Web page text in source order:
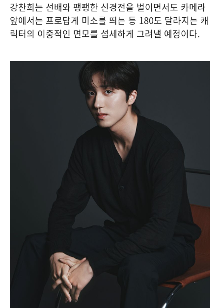
강찬희는 선배와 팽팽한 신경전을 벌이면서도 카메라
앞에서는 프로답게 미소를 띄는 등 180도 달라지는 캐
릭터의 이중적인 면모를 섬세하게 그려낼 예정이다.